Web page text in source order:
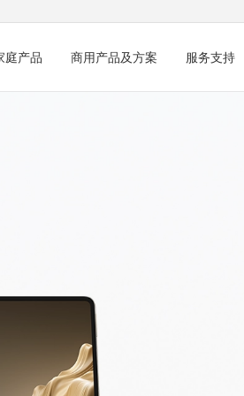
庭产品 商用产品及方案 服务支持